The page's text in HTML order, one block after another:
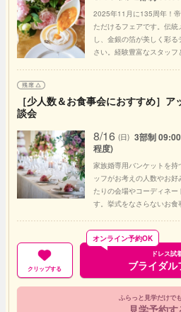
2025年11月に135周年！
ただけるフェアです。伝
し、金銀の箔が美しく彩
さい。経験豊富なスタッフ
［少人数＆お食事会におすすめ］
談会
8/16 (日) 3部制
程度)
家族婚専用バンケットを持
ッフがお考えの人数やお
たりの会場やコーディネー
す。挙式をなさらないお食
クリップする
ドレス試
ブライダ
オンライン予約OK
ふらっと見学だけで
見学予約す